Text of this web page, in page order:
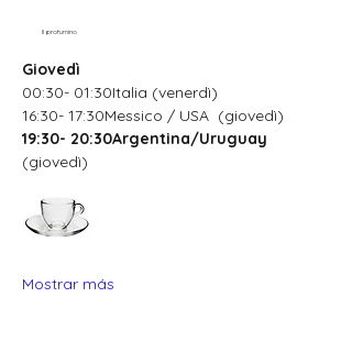
Il profumino
Giovedì
00:30- 01:30Italia (venerdì)
16:30- 17:30Messico / USA  (giovedì)
19:30- 20:30Argentina/Uruguay
(giovedì)
Mostrar más